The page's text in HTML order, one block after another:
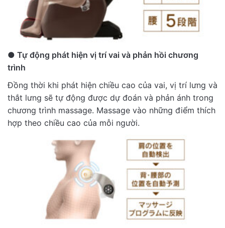
● Tự động phát hiện vị trí vai và phản hồi chương
trình
Đồng thời khi phát hiện chiều cao của vai, vị trí lưng và
thắt lưng sẽ tự động được dự đoán và phản ánh trong
chương trình massage. Massage vào những điểm thích
hợp theo chiều cao của mỗi người.